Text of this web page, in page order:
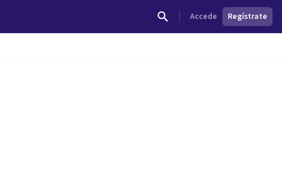
Accede Regístrate